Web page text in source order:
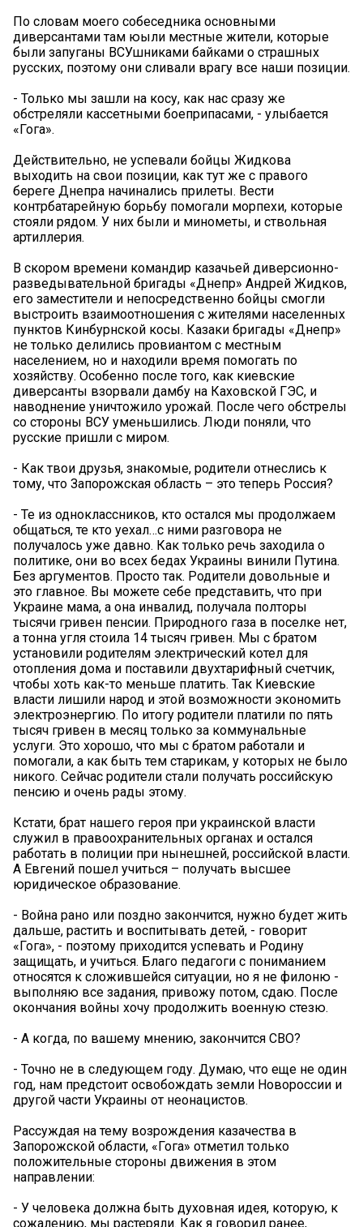
По словам моего собеседника основными
диверсантами там юыли местные жители, которые
были запуганы ВСУшниками байками о страшных
русских, поэтому они сливали врагу все наши позиции.
- Только мы зашли на косу, как нас сразу же
обстреляли кассетными боеприпасами, - улыбается
«Гога».
Действительно, не успевали бойцы Жидкова
выходить на свои позиции, как тут же с правого
береге Днепра начинались прилеты. Вести
контрбатарейную борьбу помогали морпехи, которые
стояли рядом. У них были и минометы, и ствольная
артиллерия.
В скором времени командир казачьей диверсионно-
разведывательной бригады «Днепр» Андрей Жидков,
его заместители и непосредственно бойцы смогли
выстроить взаимоотношения с жителями населенных
пунктов Кинбурнской косы. Казаки бригады «Днепр»
не только делились провиантом с местным
населением, но и находили время помогать по
хозяйству. Особенно после того, как киевские
диверсанты взорвали дамбу на Каховской ГЭС, и
наводнение уничтожило урожай. После чего обстрелы
со стороны ВСУ уменьшились. Люди поняли, что
русские пришли с миром.
- Как твои друзья, знакомые, родители отнеслись к
тому, что Запорожская область – это теперь Россия?
- Те из одноклассников, кто остался мы продолжаем
общаться, те кто уехал…с ними разговора не
получалось уже давно. Как только речь заходила о
политике, они во всех бедах Украины винили Путина.
Без аргументов. Просто так. Родители довольные и
это главное. Вы можете себе представить, что при
Украине мама, а она инвалид, получала полторы
тысячи гривен пенсии. Природного газа в поселке нет,
а тонна угля стоила 14 тысяч гривен. Мы с братом
установили родителям электрический котел для
отопления дома и поставили двухтарифный счетчик,
чтобы хоть как-то меньше платить. Так Киевские
власти лишили народ и этой возможности экономить
электроэнергию. По итогу родители платили по пять
тысяч гривен в месяц только за коммунальные
услуги. Это хорошо, что мы с братом работали и
помогали, а как быть тем старикам, у которых не было
никого. Сейчас родители стали получать российскую
пенсию и очень рады этому.
Кстати, брат нашего героя при украинской власти
служил в правоохранительных органах и остался
работать в полиции при нынешней, российской власти.
А Евгений пошел учиться – получать высшее
юридическое образование.
- Война рано или поздно закончится, нужно будет жить
дальше, растить и воспитывать детей, - говорит
«Гога», - поэтому приходится успевать и Родину
защищать, и учиться. Благо педагоги с пониманием
относятся к сложившейся ситуации, но я не филоню -
выполняю все задания, привожу потом, сдаю. После
окончания войны хочу продолжить военную стезю.
- А когда, по вашему мнению, закончится СВО?
- Точно не в следующем году. Думаю, что еще не один
год, нам предстоит освобождать земли Новороссии и
другой части Украины от неонацистов.
Рассуждая на тему возрождения казачества в
Запорожской области, «Гога» отметил только
положительные стороны движения в этом
направлении:
- У человека должна быть духовная идея, которую, к
сожалению, мы растеряли. Как я говорил ранее,